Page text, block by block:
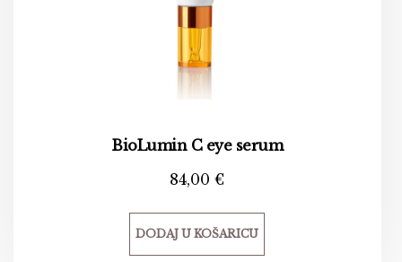
BioLumin C eye serum
84,00€
DODAJ U KOŠARICU